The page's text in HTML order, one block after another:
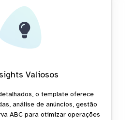
Valiosos
o template oferece
análise de anúncios, gestão
ABC para otimizar operações